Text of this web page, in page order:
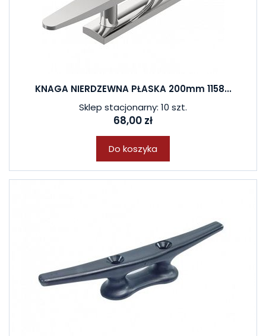
KNAGA NIERDZEWNA PŁASKA 200mm 1158...
Sklep stacjonarny: 10 szt.
68,00 zł
Do koszyka